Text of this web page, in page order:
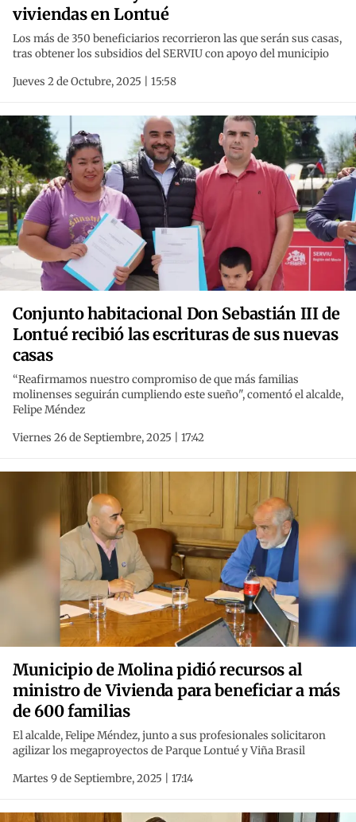
viviendas en Lontué
Los más de 350 beneficiarios recorrieron las que serán sus casas,
tras obtener los subsidios del SERVIU con apoyo del municipio
Jueves 2 de Octubre, 2025 | 15:58
Conjunto habitacional Don Sebastián III de
Lontué recibió las escrituras de sus nuevas
casas
“Reafirmamos nuestro compromiso de que más familias
molinenses seguirán cumpliendo este sueño", comentó el alcalde,
Felipe Méndez
Viernes 26 de Septiembre, 2025 | 17:42
Municipio de Molina pidió recursos al
ministro de Vivienda para beneficiar a más
de 600 familias
El alcalde, Felipe Méndez, junto a sus profesionales solicitaron
agilizar los megaproyectos de Parque Lontué y Viña Brasil
Martes 9 de Septiembre, 2025 | 17:14